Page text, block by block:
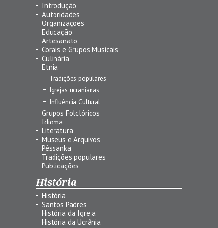
Introdução
Autoridades
Organizações
Educação
Artesanato
Corais e Grupos Musicais
Culinária
Etnia
Tradições populares
Igrejas ucranianas
Influência Cultural
Grupos Folclóricos
Idioma
Literatura
Museus e Arquivos
Pêssanka
Tradições populares
Publicações
História
História
Santos Padres
História da Igreja
História da Ucrânia